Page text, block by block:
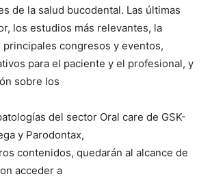
de la salud bucodental. Las últimas
los estudios más relevantes, la
principales congresos y eventos,
para el paciente y el profesional, y
sobre los
del sector Oral care de GSK-
y Parodontax,
contenidos, quedarán al alcance de
acceder a